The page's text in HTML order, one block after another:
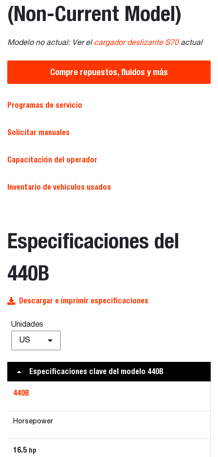
(Non-Current Model)
Modelo no actual: Ver el cargador deslizante S70actual
Compre repuestos, fluidos y más
Programas de servicio
Solicitar manuales
Capacitación del operador
Inventario de vehículos usados
Especificaciones del
440B
Descargar e imprimir especificaciones
Unidades
US
Especificaciones clave del modelo 440B
440B
Horsepower
16.5 hp